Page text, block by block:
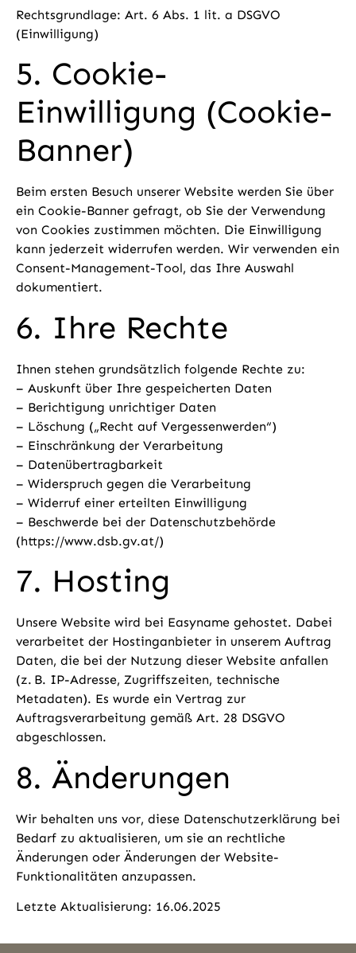
Rechtsgrundlage: Art. 6 Abs. 1 lit. a DSGVO
(Einwilligung)
5. Cookie-
Einwilligung (Cookie-
Banner)
Beim ersten Besuch unserer Website werden Sie über
ein Cookie-Banner gefragt, ob Sie der Verwendung
von Cookies zustimmen möchten. Die Einwilligung
kann jederzeit widerrufen werden. Wir verwenden ein
Consent-Management-Tool, das Ihre Auswahl
dokumentiert.
6. Ihre Rechte
Ihnen stehen grundsätzlich folgende Rechte zu:
– Auskunft über Ihre gespeicherten Daten
– Berichtigung unrichtiger Daten
– Löschung („Recht auf Vergessenwerden“)
– Einschränkung der Verarbeitung
– Datenübertragbarkeit
– Widerspruch gegen die Verarbeitung
– Widerruf einer erteilten Einwilligung
– Beschwerde bei der Datenschutzbehörde
(https://www.dsb.gv.at/)
7. Hosting
Unsere Website wird bei Easyname gehostet. Dabei
verarbeitet der Hostinganbieter in unserem Auftrag
Daten, die bei der Nutzung dieser Website anfallen
(z. B. IP-Adresse, Zugriffszeiten, technische
Metadaten). Es wurde ein Vertrag zur
Auftragsverarbeitung gemäß Art. 28 DSGVO
abgeschlossen.
8. Änderungen
Wir behalten uns vor, diese Datenschutzerklärung bei
Bedarf zu aktualisieren, um sie an rechtliche
Änderungen oder Änderungen der Website-
Funktionalitäten anzupassen.
Letzte Aktualisierung: 16.06.2025